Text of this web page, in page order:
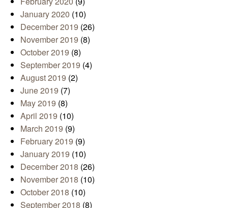
January 2020 (10)
December 2019 (26)
November 2019 (8)
October 2019 (8)
September 2019 (4)
August 2019 (2)
June 2019 (7)
May 2019 (8)
April 2019 (10)
March 2019 (9)
February 2019 (9)
January 2019 (10)
December 2018 (26)
November 2018 (10)
October 2018 (10)
September 2018 (8)